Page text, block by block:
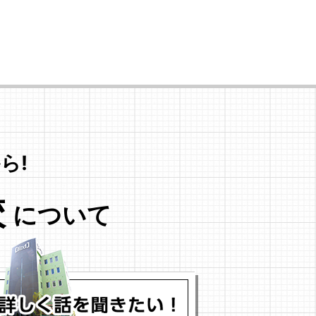
!
について